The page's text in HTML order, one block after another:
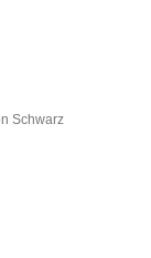
Schwarz